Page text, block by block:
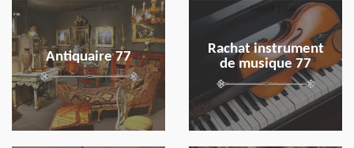
Antiquaire 77
en savoir plus
Rachat instrument
de musique 77
en savoir plus